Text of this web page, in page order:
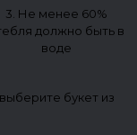
3. Не менее 60%
должно быть в
воде
букет из